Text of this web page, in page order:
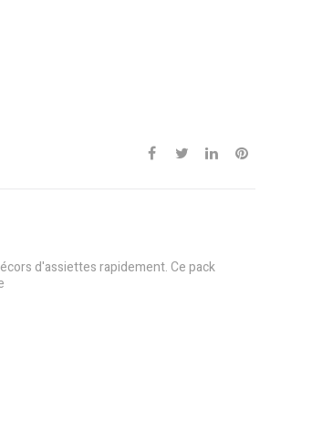
d'assiettes rapidement. Ce pack